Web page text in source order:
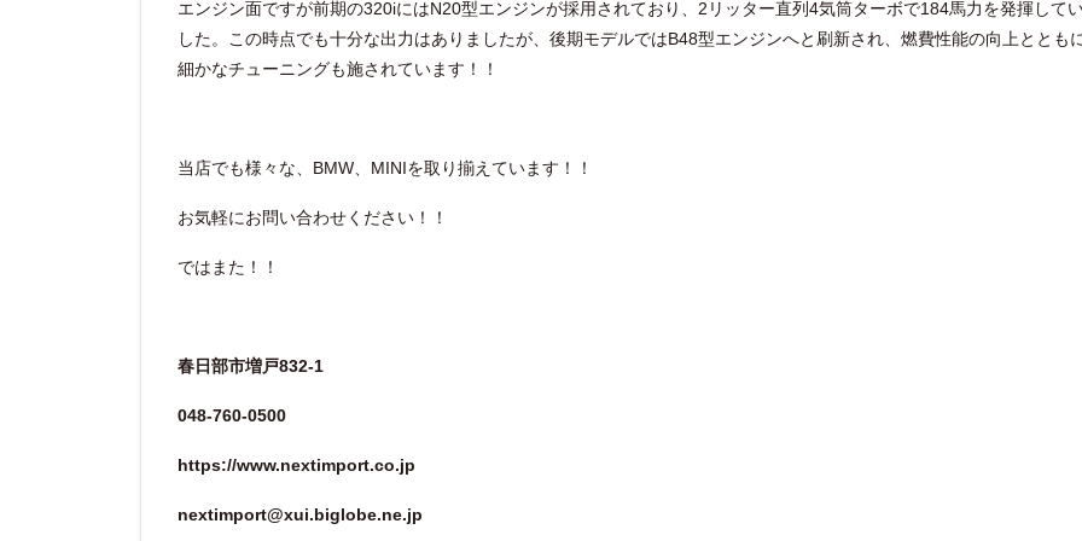
エンジン面ですが前期の320iにはN20型エンジンが採用されており、2リッター直列4気筒ターボで184馬力を発揮して
した。この時点でも十分な出力はありましたが、後期モデルではB48型エンジンへと刷新され、燃費性能の向上ととも
細かなチューニングも施されています！！
当店でも様々な、BMW、MINIを取り揃えています！！
お気軽にお問い合わせください！！
ではまた！！
春日部市増戸832-1
048-760-0500
https://www.nextimport.co.jp
nextimport@xui.biglobe.ne.jp